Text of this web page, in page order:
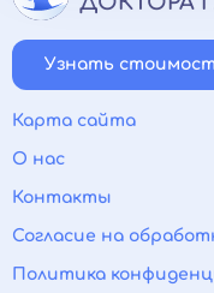
Узнать
Карта сайта
О нас
Контакты
Согласие на
Политика